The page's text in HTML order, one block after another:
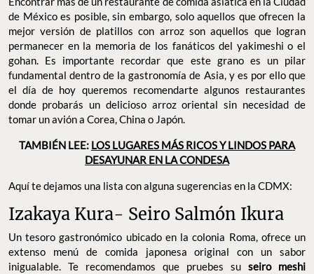
de México es posible, sin embargo, solo aquellos que ofrecen la
mejor versión de platillos con arroz son aquellos que logran
permanecer en la memoria de los fanáticos del yakimeshi o el
gohan. Es importante recordar que este grano es un pilar
fundamental dentro de la gastronomía de Asia, y es por ello que
el día de hoy queremos recomendarte algunos restaurantes
donde probarás un delicioso arroz oriental sin necesidad de
tomar un avión a Corea, China o Japón.
TAMBIÉN LEE: LOS LUGARES MÁS RICOS Y LINDOS PARA
DESAYUNAR EN LA CONDESA
Aquí te dejamos una lista con alguna sugerencias en la CDMX:
Izakaya Kura- Seiro Salmón Ikura
Un tesoro gastronómico ubicado en la colonia Roma, ofrece un
extenso menú de comida japonesa original con un sabor
inigualable. Te recomendamos que pruebes su seiro meshi